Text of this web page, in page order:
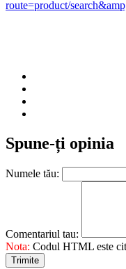
route=product/
Spune-ți opinia
Numele tău:
Comentariul tau:
Nota: Codul HTML este
Trimite